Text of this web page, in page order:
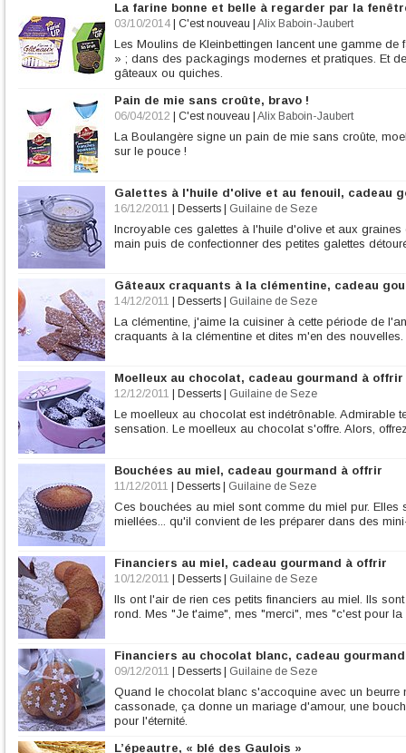
La farine bonne et belle à regarder par la
03/10/2014 C'est nouveau Alix Baboin-Jaubert
Les Moulins de Kleinbettingen lancent une gamme de
» ; dans des packagings modernes et pratiques. Et
gâteaux ou quiches.
Pain de mie sans croûte, bravo !
06/04/2012 C'est nouveau Alix Baboin-Jaubert
La Boulangère signe un pain de mie sans croûte,
sur le pouce !
Galettes à l'huile d'olive et au fenouil, cadeau
16/12/2011 Desserts Guilaine de Seze
Incroyable ces galettes à l'huile d'olive et aux
main puis de confectionner des petites galettes
Gâteaux craquants à la clémentine, cadeau
14/12/2011 Desserts Guilaine de Seze
La clémentine, j'aime la cuisiner à cette période de
craquants à la clémentine et dites m'en des nouvelles.
Moelleux au chocolat, cadeau gourmand à offrir
12/12/2011 Desserts Guilaine de Seze
Le moelleux au chocolat est indétrônable. Admirable
sensation. Le moelleux au chocolat s'offre. Alors,
Bouchées au miel, cadeau gourmand à offrir
11/12/2011 Desserts Guilaine de Seze
Ces bouchées au miel sont comme du miel pur. Elles
miellées... qu'il convient de les préparer dans des
Financiers au miel, cadeau gourmand à offrir
10/12/2011 Desserts Guilaine de Seze
Ils ont l'air de rien ces petits financiers au miel. Ils
rond. Mes "Je t'aime", mes "merci", mes "c'est pour la
Financiers au chocolat blanc, cadeau
09/12/2011 Desserts Guilaine de Seze
Quand le chocolat blanc s'accoquine avec un beurre
cassonade, ça donne un mariage d'amour, une
pour l'éternité.
L’épeautre, « blé des Gaulois »